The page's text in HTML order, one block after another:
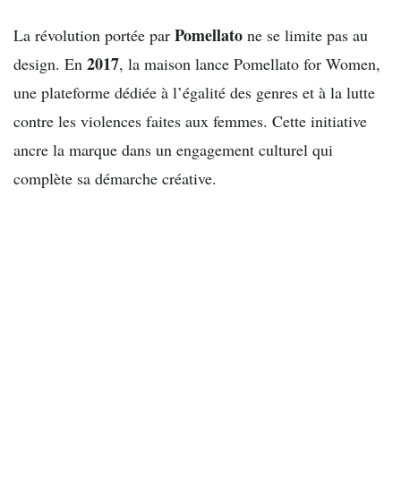
La révolution portée par Pomellato ne se limite pas au
design. En 2017, la maison lance Pomellato for Women,
une plateforme dédiée à l’égalité des genres et à la lutte
contre les violences faites aux femmes. Cette initiative
ancre la marque dans un engagement culturel qui
complète sa démarche créative.